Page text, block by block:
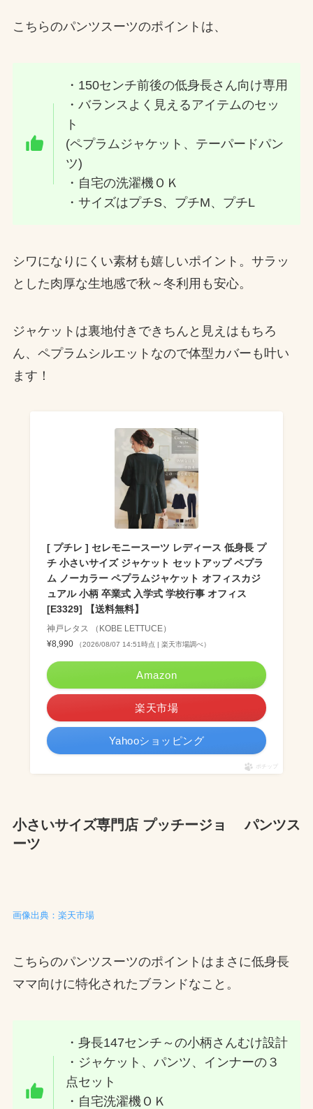
こちらのパンツスーツのポイントは、
・150センチ前後の低身長さん向け専用
・バランスよく見えるアイテムのセッ
ト
(ペプラムジャケット、テーパードパン
ツ)
・自宅の洗濯機ＯＫ
・サイズはプチS、プチM、プチL
シワになりにくい素材も嬉しいポイント。サラッ
とした肉厚な生地感で秋～冬利用も安心。
ジャケットは裏地付きできちんと見えはもちろ
ん、ペプラムシルエットなので体型カバーも叶い
ます！
[ プチレ ] セレモニースーツ レディース 低身長 プ
チ 小さいサイズ ジャケット セットアップ ペプラ
ム ノーカラー ペプラムジャケット オフィスカジ
ュアル 小柄 卒業式 入学式 学校行事 オフィス
[E3329] 【送料無料】
神戸レタス （KOBE LETTUCE）
¥8,990
（2026/08/07 14:51時点 | 楽天市場調べ）
Amazon
楽天市場
Yahooショッピング
ポチップ
小さいサイズ専門店 プッチージョ パンツス
ーツ
画像出典：楽天市場
こちらのパンツスーツのポイントはまさに低身長
ママ向けに特化されたブランドなこと。
・身長147センチ～の小柄さんむけ設計
・ジャケット、パンツ、インナーの３
点セット
・自宅洗濯機ＯＫ